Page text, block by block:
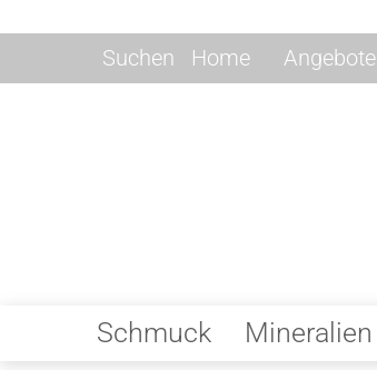
Suchen Home Angebote
Schmuck Mineralien